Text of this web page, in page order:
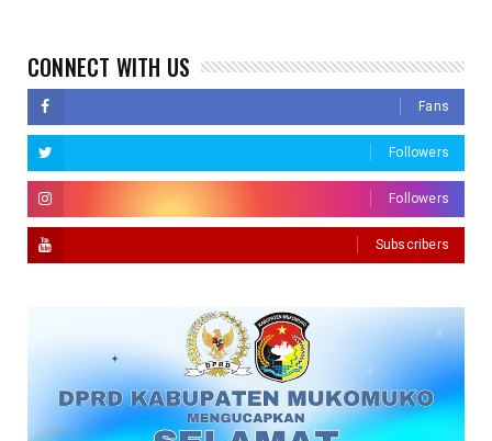
CONNECT WITH US
Fans
Followers
Followers
Subscribers